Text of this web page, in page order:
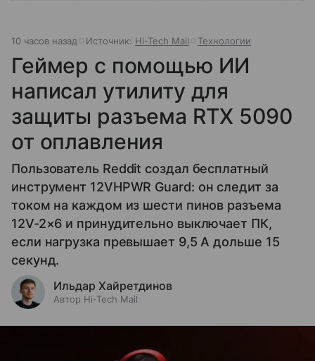
10 часов назад Источник: Hi-Tech Mail Технологии
Геймер с помощью ИИ
написал утилиту для
защиты разъема RTX 5090
от оплавления
Пользователь Reddit создал бесплатный
инструмент 12VHPWR Guard: он следит за
током на каждом из шести пинов разъема
12V-2×6 и принудительно выключает ПК,
если нагрузка превышает 9,5 А дольше 15
секунд.
Ильдар Хайретдинов
Автор Hi-Tech Mail